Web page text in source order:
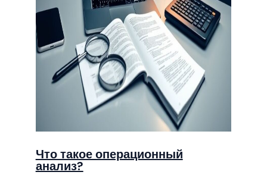
Что такое операционный
анализ?